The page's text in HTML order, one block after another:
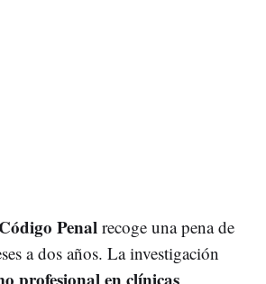
Código Penal recoge una pena de
a dos años. La investigación
profesional en clínicas